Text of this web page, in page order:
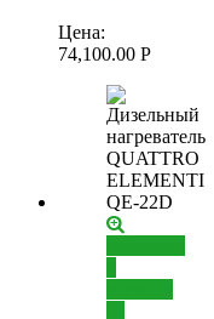
Цена:
74,100.00 Р